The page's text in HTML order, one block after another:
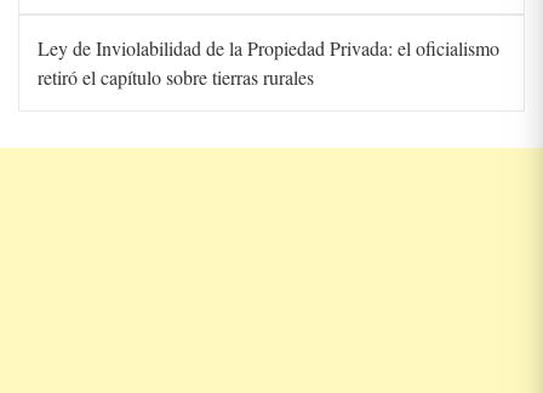
Ley de Inviolabilidad de la Propiedad Privada: el oficialismo
retiró el capítulo sobre tierras rurales